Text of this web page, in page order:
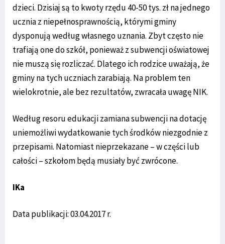
dzieci. Dzisiaj są to kwoty rzędu 40-50 tys. zł na jednego
ucznia z niepełnosprawnością, którymi gminy
dysponują według własnego uznania. Zbyt często nie
trafiają one do szkół, ponieważ z subwencji oświatowej
nie muszą się rozliczać. Dlatego ich rodzice uważają, że
gminy na tych uczniach zarabiają. Na problem ten
wielokrotnie, ale bez rezultatów, zwracała uwagę NIK.
Według resoru edukacji zamiana subwencji na dotację
uniemożliwi wydatkowanie tych środków niezgodnie z
przepisami. Natomiast nieprzekazane – w części lub
całości – szkołom będą musiały być zwrócone.
IKa
Data publikacji: 03.04.2017 r.